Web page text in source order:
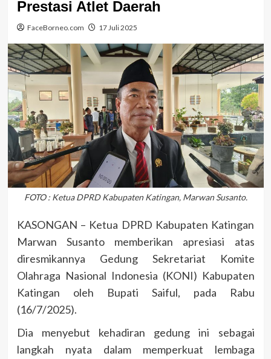
Prestasi Atlet Daerah
FaceBorneo.com 17 Juli 2025
FOTO : Ketua DPRD Kabupaten Katingan, Marwan Susanto.
KASONGAN – Ketua DPRD Kabupaten Katingan
Marwan Susanto memberikan apresiasi atas
diresmikannya Gedung Sekretariat Komite
Olahraga Nasional Indonesia (KONI) Kabupaten
Katingan oleh Bupati Saiful, pada Rabu
(16/7/2025).
Dia menyebut kehadiran gedung ini sebagai
langkah nyata dalam memperkuat lembaga